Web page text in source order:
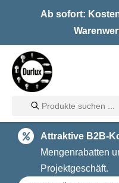
Ab sofort:
Home
LED
Halogen
Products
search
Attraktive B2B-
Mengenrabatten
Projektgeschäft.